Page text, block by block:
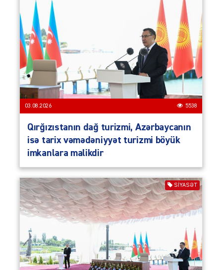
03.08.2026 5538
Qırğızıstanın dağ turizmi, Azərbaycanın
isə tarix vəmədəniyyət turizmi böyük
imkanlara malikdir
SIYASƏT